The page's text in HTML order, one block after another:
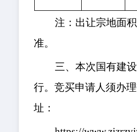
注：出让宗地面
准。
三、本次国有建
行。竞买申请人须办
址：